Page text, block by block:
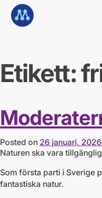
k
t
i
n
e
å
l
Etikett:
Posted on 26 januari, 2026
Naturen ska vara
Som första parti i Sverige
fantastiska natur.